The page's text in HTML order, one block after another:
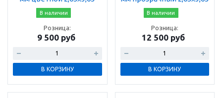
В наличии
Розница:
9 500 руб
В КОРЗИНУ
В наличии
Розница:
12 500 руб
В КОРЗИНУ